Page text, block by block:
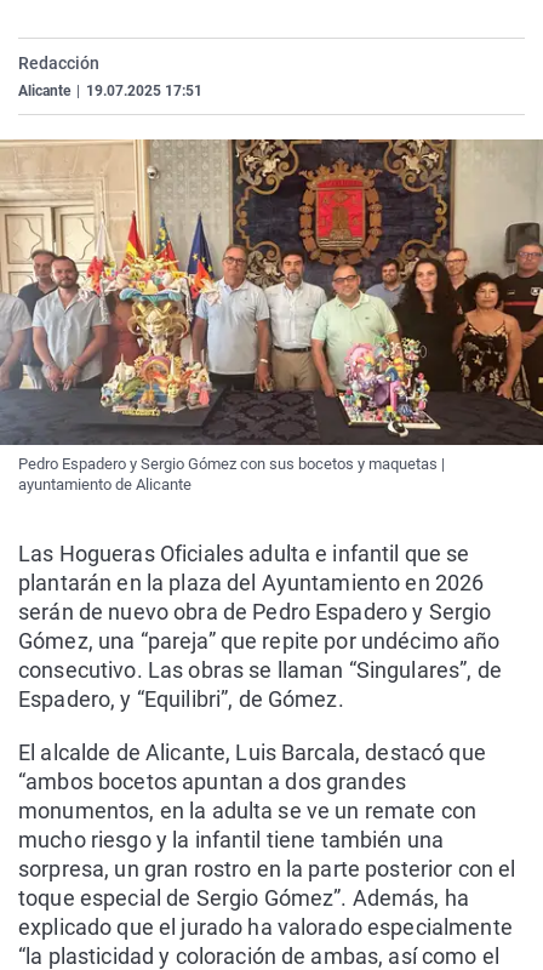
Operación Viuda
Navarra
País Vasco
Redacción
Alicante 19.07.2025 17:51
Pedro Espadero y Sergio Gómez con sus bocetos y maquetas |
ayuntamiento de Alicante
Las Hogueras Oficiales adulta e infantil que se
plantarán en la plaza del Ayuntamiento en 2026
serán de nuevo obra de Pedro Espadero y Sergio
Gómez, una “pareja” que repite por undécimo año
consecutivo. Las obras se llaman “Singulares”, de
Espadero, y “Equilibri”, de Gómez.
El alcalde de Alicante, Luis Barcala, destacó que
“ambos bocetos apuntan a dos grandes
monumentos, en la adulta se ve un remate con
mucho riesgo y la infantil tiene también una
sorpresa, un gran rostro en la parte posterior con el
toque especial de Sergio Gómez”. Además, ha
explicado que el jurado ha valorado especialmente
“la plasticidad y coloración de ambas, así como el